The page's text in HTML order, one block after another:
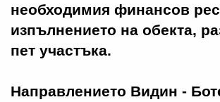
необходимия финансов
изпълнението на обекта,
пет участъка.
Направлението Видин -